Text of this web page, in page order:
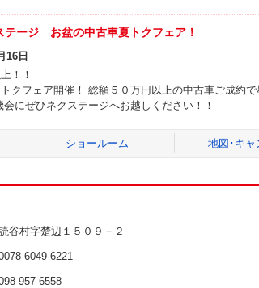
テージ お盆の中古車夏トクフェア！
16日
！！
クフェア開催！ 総額５０万円以上の中古車ご成約
にぜひネクステージへお越しください！！
ショールーム 地図･ キャ
谷村字楚辺１５０９－２
6049-6221
957-6558